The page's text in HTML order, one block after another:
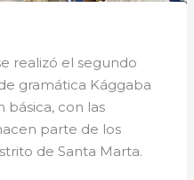
realizó el segundo
gramática Kággaba
básica, con las
parte de los
de Santa Marta.